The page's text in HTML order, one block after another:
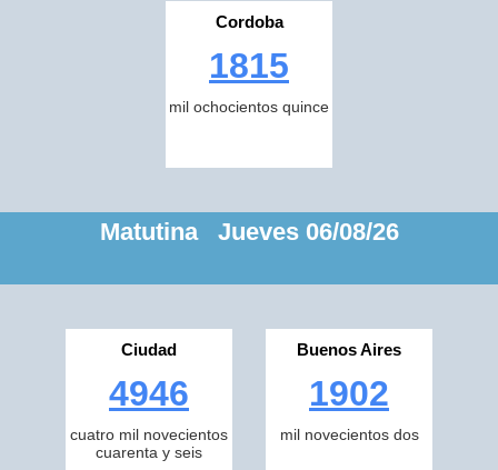
Cordoba
1815
mil ochocientos quince
Matutina Jueves 06/08/26
Ciudad
4946
cuatro mil novecientos
cuarenta y seis
Buenos Aires
1902
mil novecientos dos